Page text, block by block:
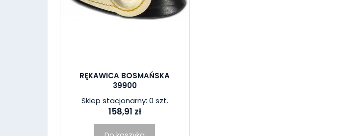
RĘKAWICA BOSMAŃSKA
39900
Sklep stacjonarny: 0 szt.
158,91 zł